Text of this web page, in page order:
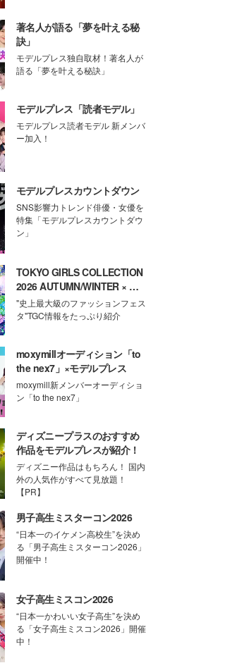
著名人が語る「夢を叶える秘
訣」
モデルプレス独自取材！著名人が
語る「夢を叶える秘訣」
モデルプレス「読者モデル」
モデルプレス読者モデル 新メンバ
ー加入！
モデルプレスカウントダウン
SNS影響力トレンド俳優・女優を
特集「モデルプレスカウントダウ
ン」
TOKYO GIRLS COLLECTION
2026 AUTUMN/WINTER × モ
デルプレス
"史上最大級のファッションフェス
タ"TGC情報をたっぷり紹介
moxymillオーディション「to
the nex7」×モデルプレス
moxymill新メンバーオーディショ
ン「to the nex7」
ディズニープラスのおすすめ
作品をモデルプレスが紹介！
ディズニー作品はもちろん！ 国内
外の人気作がすべて見放題！
【PR】
男子高生ミスターコン2026
“日本一のイケメン高校生”を決め
る「男子高生ミスターコン2026」
開催中！
女子高生ミスコン2026
“日本一かわいい女子高生”を決め
る「女子高生ミスコン2026」開催
中！